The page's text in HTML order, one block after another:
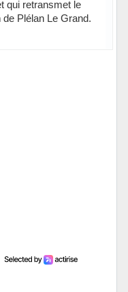
qui retransmet le
Plélan Le Grand.